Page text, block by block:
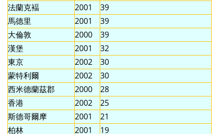
法蘭克褔
2001
39
馬德里
2001
39
大倫敦
2000
39
漢堡
2001
32
東京
2002
30
蒙特利爾
2002
30
西米德蘭茲郡
2000
28
香港
2002
25
斯德哥爾摩
2001
21
柏林
2001 19